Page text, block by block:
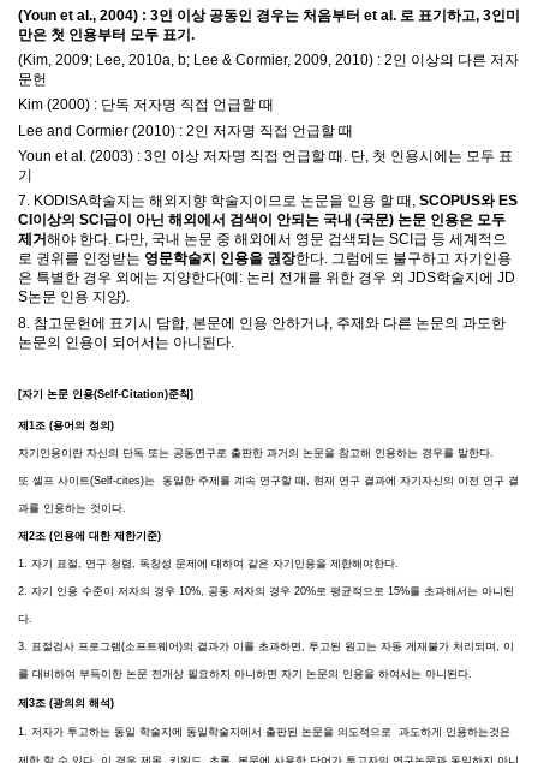
(Youn et al., 2004) : 3인 이상 공동인 경우는 처음부터 et al. 로 표기하고, 3인미
만은 첫 인용부터 모두 표기.
(Kim, 2009; Lee, 2010a, b; Lee & Cormier, 2009, 2010) : 2인 이상의 다른 저자
문헌
Kim (2000) : 단독 저자명 직접 언급할 때
Lee and Cormier (2010) : 2인 저자명 직접 언급할 때
Youn et al. (2003) : 3인 이상 저자명 직접 언급할 때 . 단, 첫 인용시에는 모두 표
기
7. KODISA학술지는 해외지향 학술지이므로 논문을 인용 할 때 , SCOPUS와 ES
CI이상의 SCI 급이 아닌 해외에서 검색이 안되는 국내 (국문) 논문 인용은 모두
제거해야 한다. 다만, 국내 논문 중 해외에서 영문 검색되는 SCI 급 등 세계적으
로 권위를 인정받는 영문학술지 인용을 권장한다. 그럼에도 불구하고 자기인용
은 특별한 경우 외에는 지양한다(예 : 논리 전개를 위한 경우 외 JDS학술지에 JD
S논문 인용 지양).
8. 참고문헌에 표기시 담합, 본문에 인용 안하거나, 주제와 다른 논문의 과도한
논문의 인용이 되어서는 아니된다.
[자기 논문 인용(Self-Citation)준칙]
제1조 (용어의 정의)
자기인용이란 자신의 단독 또는 공동연구로 출판한 과거의 논문을 참고해 인용하는 경우를 말한다.
또 셀프 사이트(Self-cites)는 동일한 주제를 계속 연구할 때, 현재 연구 결과에 자기자신의 이전 연구 결
과를 인용하는 것이다.
제2조 (인용에 대한 제한기준)
1. 자기 표절, 연구 청렴, 독창성 문제에 대하여 같은 자기인용을 제한해야한다.
2. 자기 인용 수준이 저자의 경우 10%, 공동 저자의 경우 20%로 평균적으로 15%를 초과해서는 아니된
다.
3. 표절검사 프로그램(소프트웨어)의 결과가 이를 초과하면, 투고된 원고는 자동 게재불가 처리되며, 이
를 대비하여 부득이한 논문 전개상 필요하지 아니하면 자기 논문의 인용을 하여서는 아니된다.
제3조 (광의의 해석)
1. 저자가 투고하는 동일 학술지에 동일학술지에서 출판된 논문을 의도적으로 과도하게 인용하는것은
제한 할 수 있다. 이 경우 제목, 키워드, 초록, 본문에 사용한 단어가 투고자의 연구논문과 동일하지 아니